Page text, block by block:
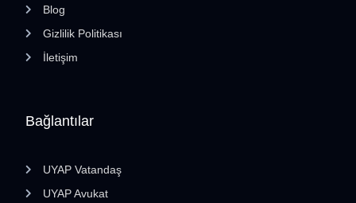
Bağlantılar
UYAP Vatandaş
UYAP Avukat
Blog
Gizlilik Politikası
İletişim